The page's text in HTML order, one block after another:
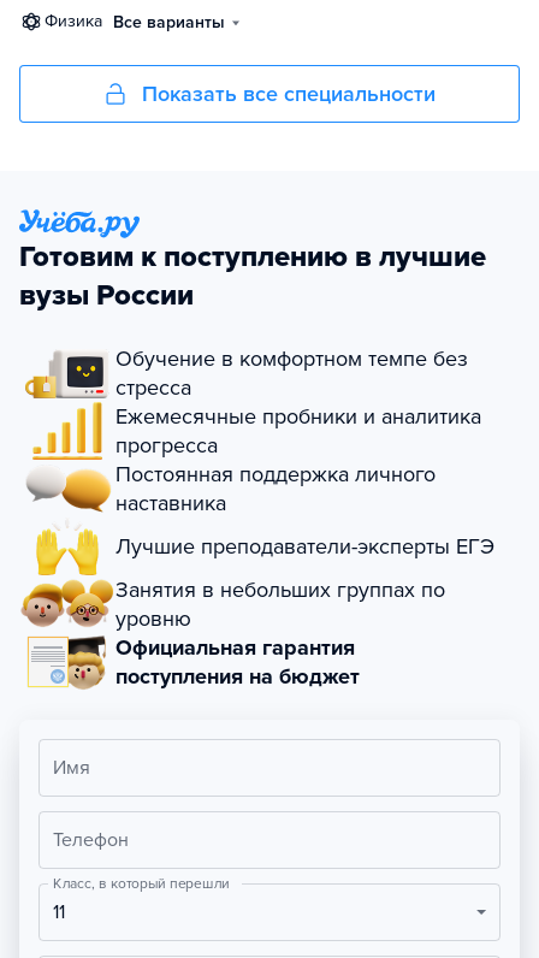
физика Все варианты
Показать все специальности
Готовим к поступлению в лучшие
вузы России
Обучение в комфортном темпе без
стресса
Ежемесячные пробники и аналитика
прогресса
Постоянная поддержка личного
наставника
Лучшие преподаватели-эксперты ЕГЭ
Занятия в небольших группах по
уровню
Официальная гарантия
поступления на бюджет
Имя
Телефон
Класс, в который перешли
11